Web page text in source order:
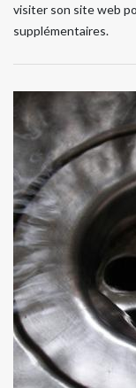
visiter son site web
supplémentaires.